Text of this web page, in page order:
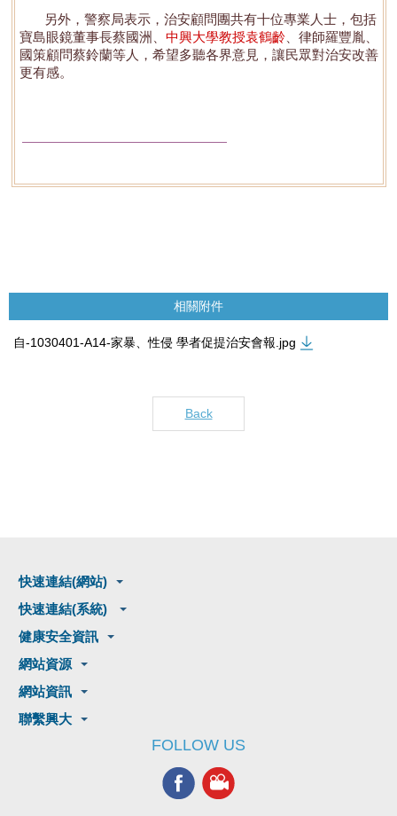
另外，警察局表示，治安顧問團共有十位專業人士，包括
寶島眼鏡董事長蔡國洲、 中興大學教授袁鶴齡 、律師羅豐胤、
國策顧問蔡鈴蘭等人，希望多聽各界意見，讓民眾對治安改善
更有感。
相關附件
自-1030401-A14-家暴、性侵 學者促提治安會報.jpg
Back
快速連結(網站)
快速連結(系統)
健康安全資訊
網站資源
網站資訊
聯繫興大
FOLLOW US